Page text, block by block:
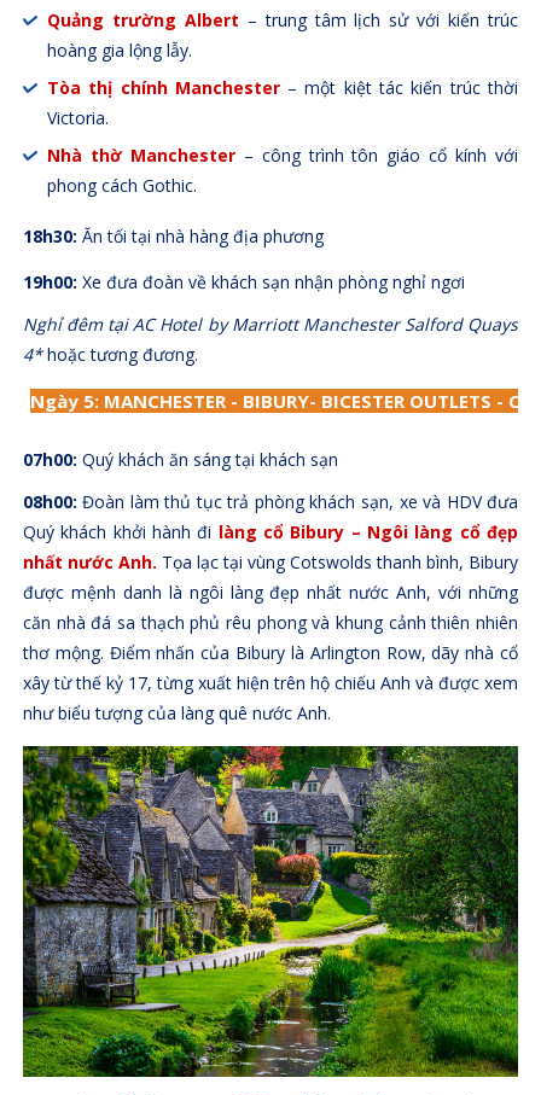
Quảng trường Albert – trung tâm lịch sử với kiến trúc
hoàng gia lộng lẫy.
Tòa thị chính Manchester – một kiệt tác kiến trúc thời
Victoria.
Nhà thờ Manchester– công trình tôn giáo cổ kính với
phong cách Gothic.
18h30: Ăn tối tại nhà hàng địa phương
19h00: Xe đưa đoàn về khách sạn nhận phòng nghỉ ngơi
Nghỉ đêm tại AC Hotel by Marriott Manchester Salford Quays
4*hoặc tương đương.
Ngày 5: MANCHESTER - BIBURY- BICESTER OUTLETS -
07h00: Quý khách ăn sáng tại khách sạn
08h00: Đoàn làm thủ tục trả phòng khách sạn, xe và HDV đưa
Quý khách khởi hành đi làng cổ Bibury – Ngôi làng cổ đẹp
nhất nước Anh. Tọa lạc tại vùng Cotswolds thanh bình, Bibury
được mệnh danh là ngôi làng đẹp nhất nước Anh, với những
căn nhà đá sa thạch phủ rêu phong và khung cảnh thiên nhiên
thơ mộng. Điểm nhấn của Bibury là Arlington Row, dãy nhà cổ
xây từ thế kỷ 17, từng xuất hiện trên hộ chiếu Anh và được xem
như biểu tượng của làng quê nước Anh.